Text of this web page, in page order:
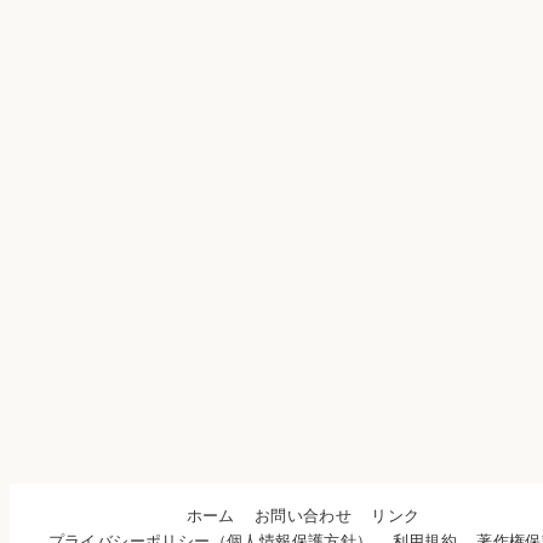
ホーム お問い合わせ
リンク